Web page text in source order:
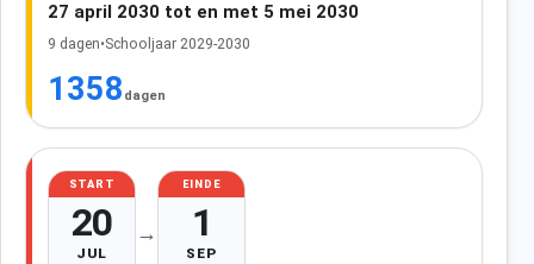
27 april 2030 tot en met 5 mei 2030
9 dagen•Schooljaar 2029-2030
1358 dagen
START
20
JUL
→
EINDE
1
SEP